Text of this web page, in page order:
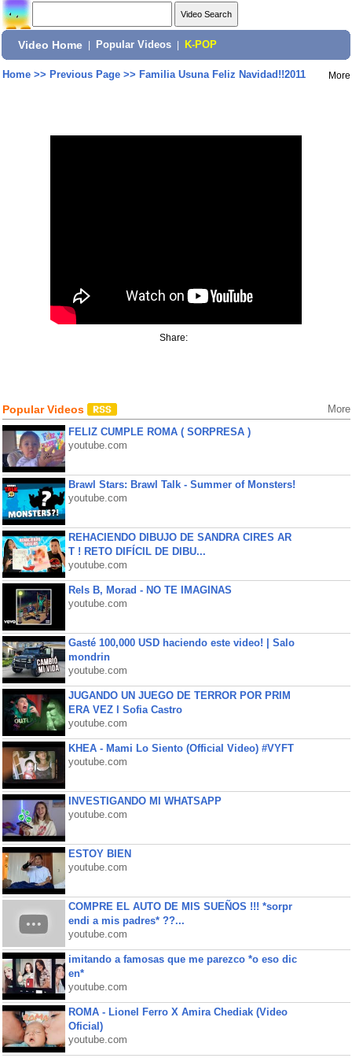
Video Home Popular Videos K-POP
Home>> Previous Page>> Familia Usuna Feliz Navidad!!2011 More
Share:
Popular Videos More
FELIZ CUMPLE ROMA ( SORPRESA )
youtube.com
Brawl Stars: Brawl Talk - Summer of Monsters!
youtube.com
REHACIENDO DIBUJO DE SANDRA CIRES AR
T ! RETO DIFÍCIL DE DIBU...
youtube.com
Rels B, Morad - NO TE IMAGINAS
youtube.com
Gasté 100,000 USD haciendo este video! | Salo
mondrin
youtube.com
JUGANDO UN JUEGO DE TERROR POR PRIM
ERA VEZ l Sofia Castro
youtube.com
KHEA - Mami Lo Siento (Official Video) #VYFT
youtube.com
INVESTIGANDO MI WHATSAPP
youtube.com
ESTOY BIEN
youtube.com
COMPRE EL AUTO DE MIS SUEÑOS !!! *sorpr
endi a mis padres* ??...
youtube.com
imitando a famosas que me parezco *o eso dic
en*
youtube.com
ROMA - Lionel Ferro X Amira Chediak (Video
Oficial)
youtube.com